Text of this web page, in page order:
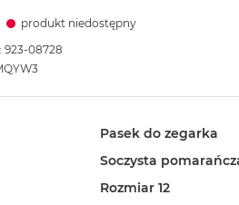
produkt niedostępny
08728
Pasek do zegarka
Soczysta
Rozmiar 12